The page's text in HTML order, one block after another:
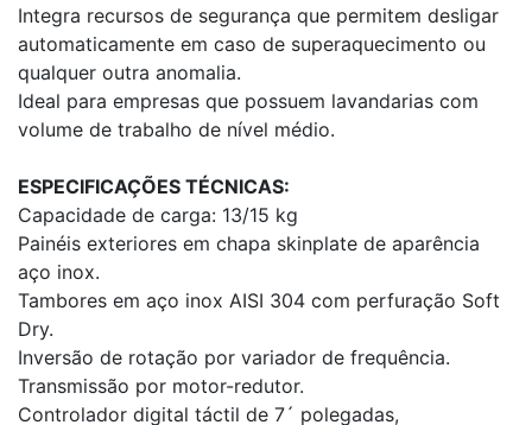
Integra recursos de segurança que permitem desligar
automaticamente em caso de superaquecimento ou
qualquer outra anomalia.
Ideal para empresas que possuem lavandarias com
volume de trabalho de nível médio.
ESPECIFICAÇÕES TÉCNICAS:
Capacidade de carga: 13/15 kg
Painéis exteriores em chapa skinplate de aparência
aço inox.
Tambores em aço inox AISI 304 com perfuração Soft
Dry.
Inversão de rotação por variador de frequência.
Transmissão por motor-redutor.
Controlador digital táctil de 7´ polegadas,